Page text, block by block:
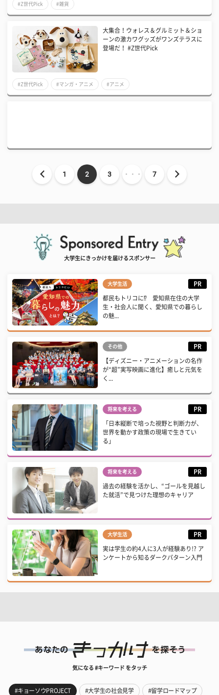
#Z世代Pick #雑貨
大集合！ウォレス＆グルミット＆ショ
ーンの激カワグッズがワンズテラスに
登場だ！ #Z世代Pick
#Z世代Pick #マンガ・アニメ #アニメ
1 2 3 ・・・ 7
大学生にきっかけを届けるスポンサー
大学生活 PR
都民もトリコに⁉ 愛知県在住の大学
生・社会人に聞く、愛知県での暮らし
の魅...
その他 PR
【ディズニー・アニメーションの名作
が“超”実写映画に進化】癒しと元気を
く...
将来を考える PR
「日本縦断で培った視野と判断力が、
世界を動かす政策の現場で生きてい
る」
将来を考える PR
過去の経験を活かし、“ゴールを見越し
た就活”で見つけた理想のキャリア
大学生活 PR
実は学生の約4人に3人が経験あり!? ア
ンケートから知るダークパターン入門
気になる #キーワード をタッチ
#キョーソウPROJECT #大学生の社会見学 #留学ロードマップ